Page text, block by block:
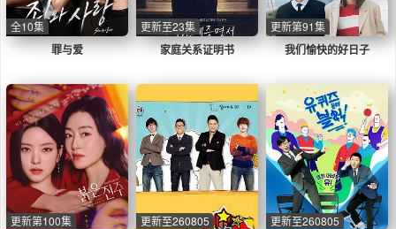
罪与爱
全10集
家庭关系证明书
更新至23集
我们愉快的好日子
更新第91集
更新第100集 更新至260805 更新至260805